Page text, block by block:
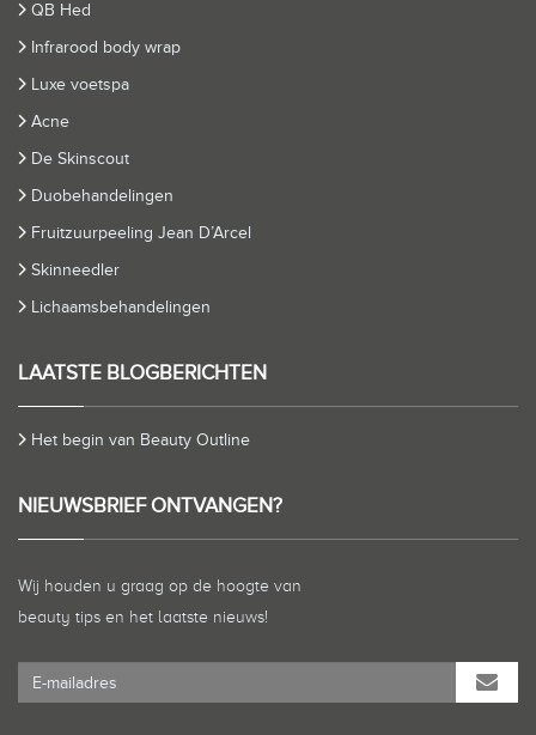
QB Hed
Infrarood body wrap
Luxe voetspa
Acne
De Skinscout
Duobehandelingen
Fruitzuurpeeling Jean D’Arcel
Skinneedler
Lichaamsbehandelingen
LAATSTE BLOGBERICHTEN
Het begin van Beauty Outline
NIEUWSBRIEF ONTVANGEN?
Wij houden u graag op de hoogte van
beauty tips en het laatste nieuws!